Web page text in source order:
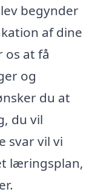
begynder
af dine
os at få
og
du at
du vil
svar vil vi
læringsplan,